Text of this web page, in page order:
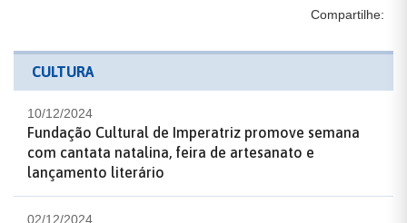
Compartilhe:
CULTURA
10/12/2024
Fundação Cultural de Imperatriz promove semana
com cantata natalina, feira de artesanato e
lançamento literário
02/12/2024